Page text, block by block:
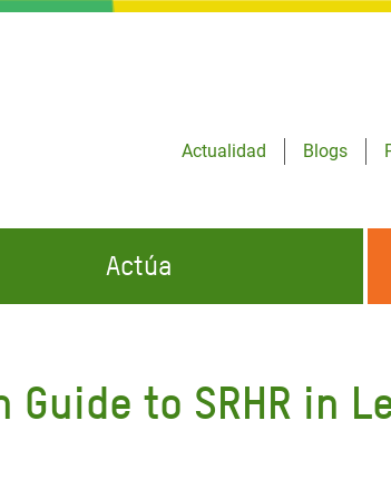
Actualidad
Blogs
CONÓCENOS
Actúa
to SRHR in